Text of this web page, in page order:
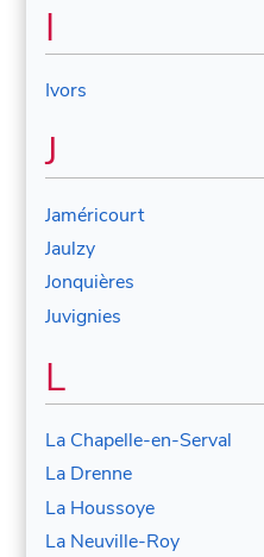
I
Ivors
J
Jaméricourt
Jaulzy
Jonquières
Juvignies
L
La Chapelle-en-Serval
La Drenne
La Houssoye
La Neuville-Roy